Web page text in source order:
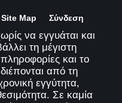
Site Map Σύνδεση
να εγγυάται και
τη μέγιστη
και το
από τη
εγγύτητα,
Σε καμία